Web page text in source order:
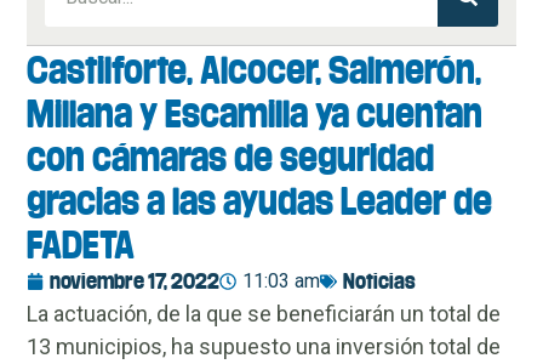
Castilforte, Alcocer, Salmerón,
Millana y Escamilla ya cuentan
con cámaras de seguridad
gracias a las ayudas Leader de
FADETA
noviembre 17, 2022 11:03 am Noticias
La actuación, de la que se beneficiarán un total de
13 municipios, ha supuesto una inversión total de